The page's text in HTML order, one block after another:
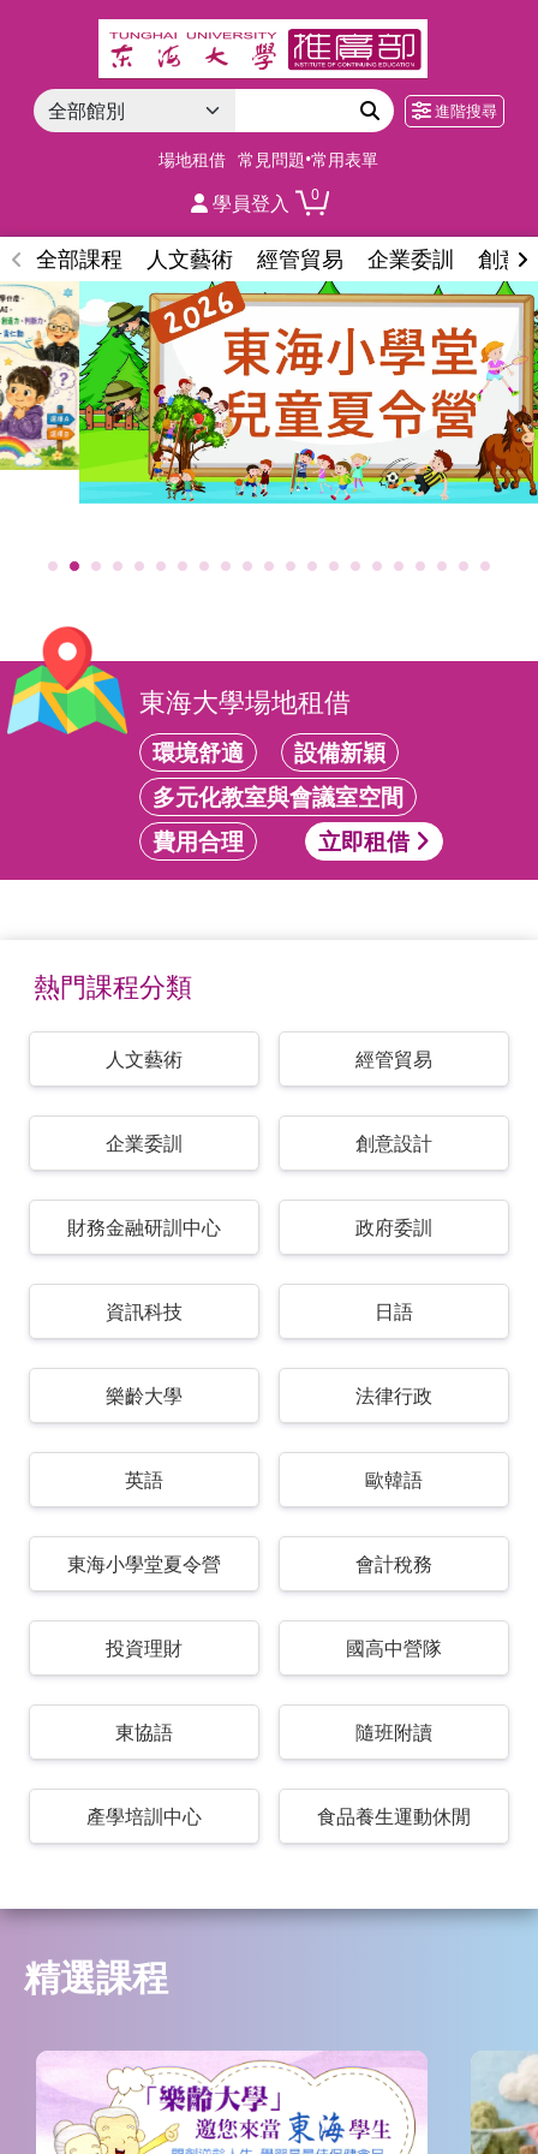
進階搜尋
場地租借 常見問題•常用表單
學員登入 0
全部課程 人文藝術 經管貿易 企業委訓 創意
東海大學場地租借
環境舒適
設備新穎
多元化教室與會議室空間
費用合理
立即租借
熱門課程分類
人文藝術 經管貿易
企業委訓 創意設計
財務金融研訓中心 政府委訓
資訊科技 日語
樂齡大學 法律行政
英語 歐韓語
東海小學堂夏令營 會計稅務
投資理財 國高中營隊
東協語 隨班附讀
產學培訓中心 食品養生運動休閒
精選課程